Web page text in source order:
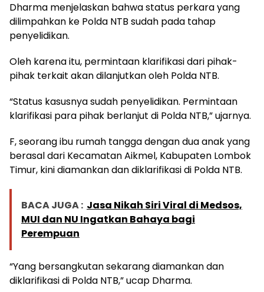
Dharma menjelaskan bahwa status perkara yang
dilimpahkan ke Polda NTB sudah pada tahap
penyelidikan.
Oleh karena itu, permintaan klarifikasi dari pihak-
pihak terkait akan dilanjutkan oleh Polda NTB.
“Status kasusnya sudah penyelidikan. Permintaan
klarifikasi para pihak berlanjut di Polda NTB,” ujarnya.
F, seorang ibu rumah tangga dengan dua anak yang
berasal dari Kecamatan Aikmel, Kabupaten Lombok
Timur, kini diamankan dan diklarifikasi di Polda NTB.
BACA JUGA : Jasa Nikah Siri Viral di Medsos,
MUI dan NU Ingatkan Bahaya bagi
Perempuan
“Yang bersangkutan sekarang diamankan dan
diklarifikasi di Polda NTB,” ucap Dharma.